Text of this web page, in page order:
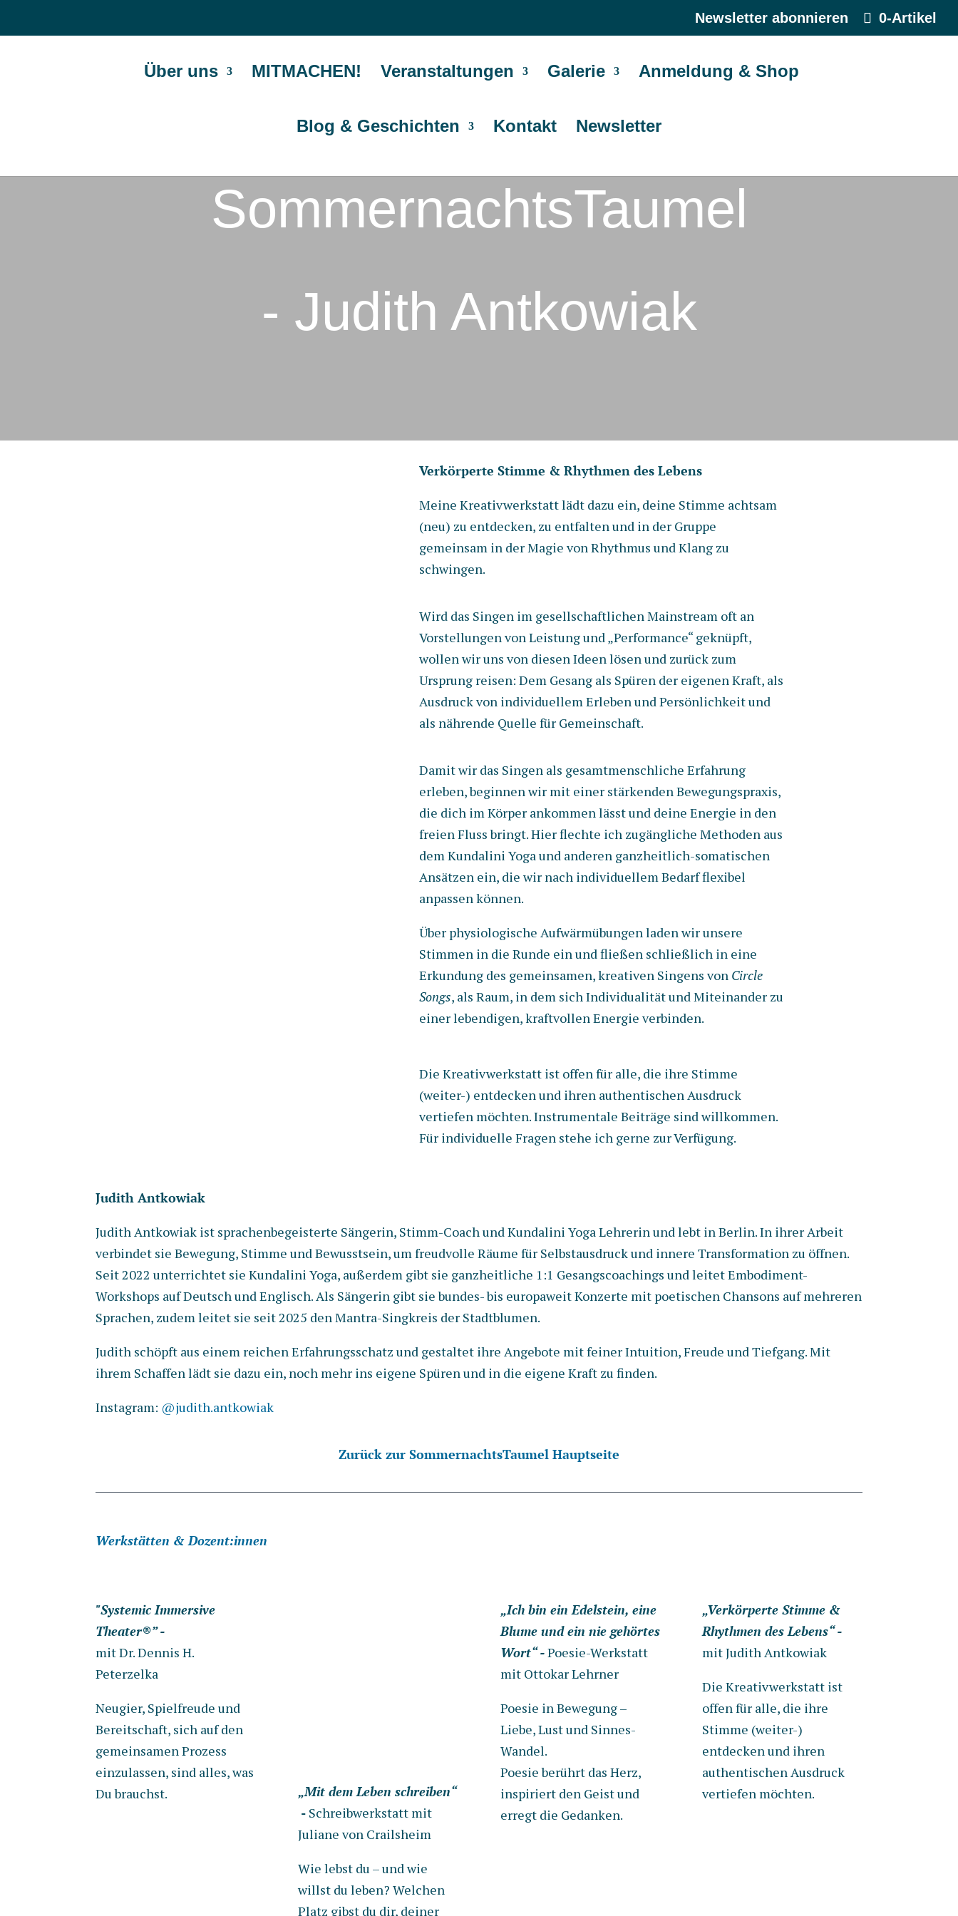
Newsletter abonnieren 0-Artikel
Über uns MITMACHEN! Veranstaltungen Galerie Anmeldung & Shop
Blog & Geschichten Kontakt Newsletter
SommernachtsTaumel
- Judith Antkowiak
Verkörperte Stimme & Rhythmen des Lebens
Meine Kreativwerkstatt lädt dazu ein, deine Stimme achtsam
(neu) zu entdecken, zu entfalten und in der Gruppe
gemeinsam in der Magie von Rhythmus und Klang zu
schwingen.
Wird das Singen im gesellschaftlichen Mainstream oft an
Vorstellungen von Leistung und „Performance“ geknüpft,
wollen wir uns von diesen Ideen lösen und zurück zum
Ursprung reisen: Dem Gesang als Spüren der eigenen Kraft, als
Ausdruck von individuellem Erleben und Persönlichkeit und
als nährende Quelle für Gemeinschaft.
Damit wir das Singen als gesamtmenschliche Erfahrung
erleben, beginnen wir mit einer stärkenden Bewegungspraxis,
die dich im Körper ankommen lässt und deine Energie in den
freien Fluss bringt. Hier flechte ich zugängliche Methoden aus
dem Kundalini Yoga und anderen ganzheitlich-somatischen
Ansätzen ein, die wir nach individuellem Bedarf flexibel
anpassen können.
Über physiologische Aufwärmübungen laden wir unsere
Stimmen in die Runde ein und fließen schließlich in eine
Erkundung des gemeinsamen, kreativen Singens von Circle
Songs, als Raum, in dem sich Individualität und Miteinander zu
einer lebendigen, kraftvollen Energie verbinden.
Die Kreativwerkstatt ist offen für alle, die ihre Stimme
(weiter-) entdecken und ihren authentischen Ausdruck
vertiefen möchten. Instrumentale Beiträge sind willkommen.
Für individuelle Fragen stehe ich gerne zur Verfügung.
Judith Antkowiak
Judith Antkowiak ist sprachenbegeisterte Sängerin, Stimm-Coach und Kundalini Yoga Lehrerin und lebt in Berlin. In ihrer Arbeit
verbindet sie Bewegung, Stimme und Bewusstsein, um freudvolle Räume für Selbstausdruck und innere Transformation zu öffnen.
Seit 2022 unterrichtet sie Kundalini Yoga, außerdem gibt sie ganzheitliche 1:1 Gesangscoachings und leitet Embodiment-
Workshops auf Deutsch und Englisch. Als Sängerin gibt sie bundes- bis europaweit Konzerte mit poetischen Chansons auf mehreren
Sprachen, zudem leitet sie seit 2025 den Mantra-Singkreis der Stadtblumen.
Judith schöpft aus einem reichen Erfahrungsschatz und gestaltet ihre Angebote mit feiner Intuition, Freude und Tiefgang. Mit
ihrem Schaffen lädt sie dazu ein, noch mehr ins eigene Spüren und in die eigene Kraft zu finden.
Instagram: @judith.antkowiak
Zurück zur SommernachtsTaumel Hauptseite
Werkstätten & Dozent:innen
"Systemic Immersive
Theater®” -
mit Dr. Dennis H.
Peterzelka
Neugier, Spielfreude und
Bereitschaft, sich auf den
gemeinsamen Prozess
einzulassen, sind alles, was
Du brauchst.
„Mit dem Leben schreiben“
- Schreibwerkstatt mit
Juliane von Crailsheim
Wie lebst du – und wie
willst du leben? Welchen
Platz gibst du dir, deiner
„Ich bin ein Edelstein, eine
Blume und ein nie gehörtes
Wort“ -Poesie-Werkstatt
mit Ottokar Lehrner
Poesie in Bewegung –
Liebe, Lust und Sinnes-
Wandel.
Poesie berührt das Herz,
inspiriert den Geist und
erregt die Gedanken.
„Verkörperte Stimme &
Rhythmen des Lebens“ -
mitJudith Antkowiak
Die Kreativwerkstatt ist
offen für alle, die ihre
Stimme (weiter-)
entdecken und ihren
authentischen Ausdruck
vertiefen möchten.